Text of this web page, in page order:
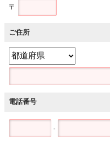
〒
ご住所
電話番号
-